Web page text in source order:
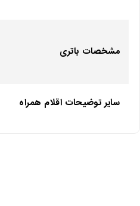
مشخصات باتری
سایر توضیحات اقلام همراه